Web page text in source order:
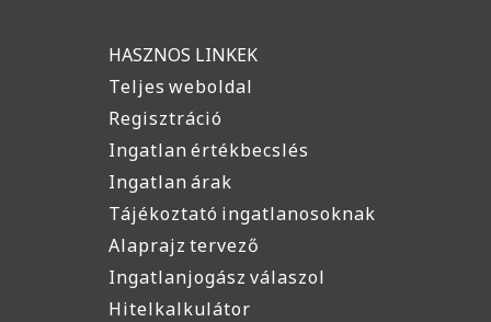
HASZNOS LINKEK
Teljes weboldal
Regisztráció
Ingatlan értékbecslés
Ingatlan árak
Tájékoztató ingatlanosoknak
Alaprajz tervező
Ingatlanjogász válaszol
Hitelkalkulátor